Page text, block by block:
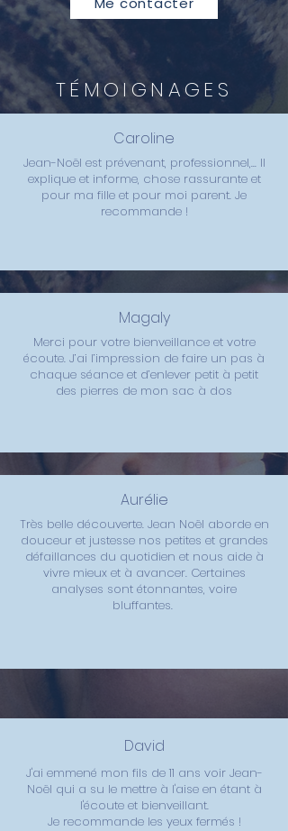
TÉMOIGNAGES
Caroline
Jean-Noël est prévenant, professionnel,... Il
explique et informe, chose rassurante et
pour ma fille et pour moi parent. Je
recommande !
Magaly
Merci pour votre bienveillance et votre
écoute. J’ai l’impression de faire un pas à
chaque séance et d’enlever petit à petit
des pierres de mon sac à dos
Aurélie
Très belle découverte. Jean Noël aborde en
douceur et justesse nos petites et grandes
défaillances du quotidien et nous aide à
vivre mieux et à avancer. Certaines
analyses sont étonnantes, voire
bluffantes.
David
J'ai emmené mon fils de 11 ans voir Jean-
Noël qui a su le mettre à l'aise en étant à
l'écoute et bienveillant.
Je recommande les yeux fermés !